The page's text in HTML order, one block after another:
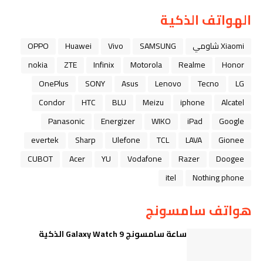
الهواتف الذكية
Xiaomi شاومي SAMSUNG
Vivo
Huawei
OPPO
Honor
Realme
Motorola
Infinix
ZTE
nokia
LG
Tecno
Lenovo
Asus
SONY
OnePlus
Alcatel
iphone
Meizu
BLU
HTC
Condor
Google
iPad
WIKO
Energizer
Panasonic
Gionee
LAVA
TCL
Ulefone
Sharp
evertek
Doogee
Razer
Vodafone
YU
Acer
CUBOT
Nothing phone
itel
هواتف سامسونج
ساعة سامسونج Galaxy Watch 9 الذكية